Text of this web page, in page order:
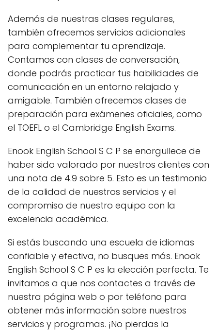
Además de nuestras clases regulares,
también ofrecemos servicios adicionales
para complementar tu aprendizaje.
Contamos con clases de conversación,
donde podrás practicar tus habilidades de
comunicación en un entorno relajado y
amigable. También ofrecemos clases de
preparación para exámenes oficiales, como
el TOEFL o el Cambridge English Exams.
Enook English School S C P se enorgullece de
haber sido valorado por nuestros clientes con
una nota de 4.9 sobre 5. Esto es un testimonio
de la calidad de nuestros servicios y el
compromiso de nuestro equipo con la
excelencia académica.
Si estás buscando una escuela de idiomas
confiable y efectiva, no busques más. Enook
English School S C P es la elección perfecta. Te
invitamos a que nos contactes a través de
nuestra página web o por teléfono para
obtener más información sobre nuestros
servicios y programas. ¡No pierdas la